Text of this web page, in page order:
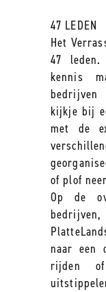
47 LEDEN
Het
47
kennis
bedrijven
kijkje bij
met de
of plof
Op de
naar een
rijden